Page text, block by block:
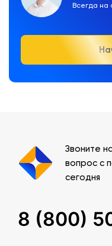
Всегда на
Звоните
вопрос с
сегодня
8 (800)